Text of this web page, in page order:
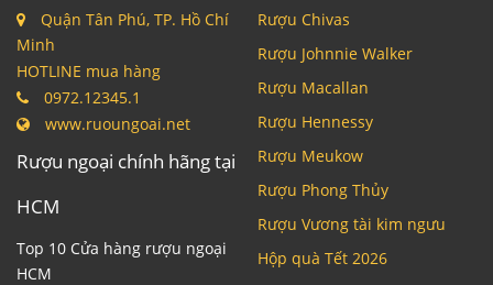
Quận Tân Phú, TP. Hồ Chí
Minh
HOTLINE mua hàng
0972.12345.1
www.ruoungoai.net
Rượu ngoại chính hãng tại
HCM
Top 10 Cửa hàng rượu ngoại
HCM
Rượu Chivas
Rượu Johnnie Walker
Rượu Macallan
Rượu Hennessy
Rượu Meukow
Rượu Phong Thủy
Rượu Vương tài kim ngưu
Hộp quà Tết 2026